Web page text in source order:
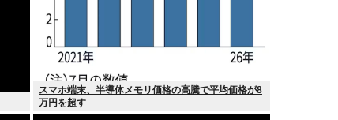
スマホ端末、半導体メモリ価格の高騰で平均価格が8
万円を超す